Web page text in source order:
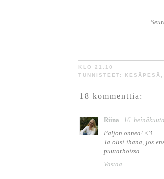
KLO 21.10
TUNNISTEET: KESÄPESÄ
18 kommenttia:
Riina
16.
Paljon onnea! <3
Ja olisi ihana, jos
puutarhoissa.
Vastaa